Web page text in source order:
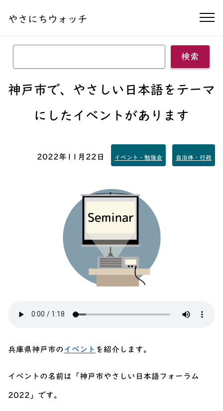
やさにちウォッチ ナ
検索
神戸市で、やさしい日本語をテーマ
にしたイベントがあります
2022年11月22日 イベント・勉強会 自治体・行政
兵庫県神戸市の イベント を紹介します。
イベントの名前は「神戸市やさしい日本語フォーラム
2022」です。